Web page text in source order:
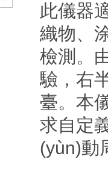
此儀器
織物、
檢測。
驗，右
臺。本
求自定
(yùn)動